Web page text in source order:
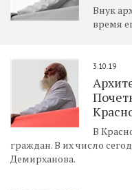
Внук
время
3.10.19
В
граждан. В их число
Демирханова.